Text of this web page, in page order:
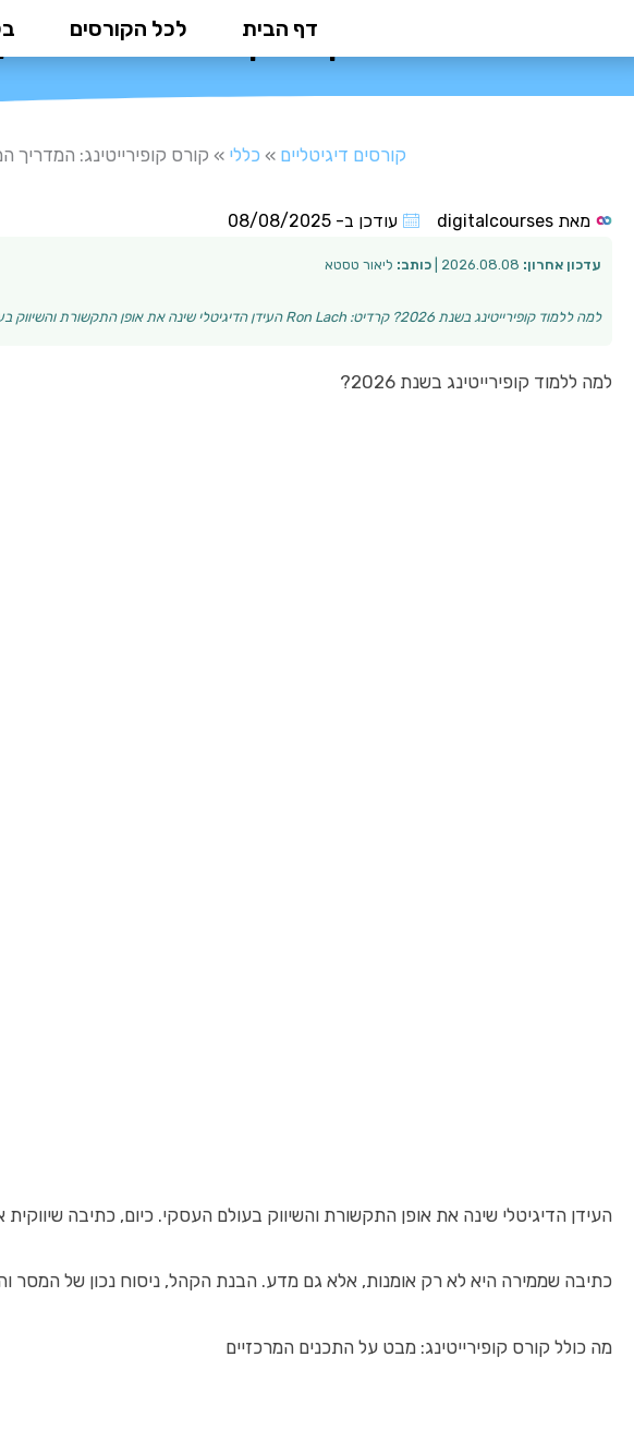
דף הבית לכל הקורסים
קורס קופירייטינג: המדריך המקיף
קורסים דיגיטליים » כללי » קורס קופירייטינג: המדריך המקיף לשנת
מאת עודכן ב- 08/08/2025
עדכון אחרון: כותב: ליאור טסטא
למה ללמוד קופירייטינג בשנת 2026? קרדיט: Ron Lach העידן הדיגיטלי שינה את אופן התקשורת והשיווק בעולם העסקי. כיום, כתיבה שיווקית אפקטיבית היא מיומנות חיו…
למה ללמוד קופירייטינג בשנת 2026?
העידן הדיגיטלי שינה את אופן התקשורת והשיווק בעולם העסקי. כיום, כתיבה שיווקית אפקטיבית היא
כתיבה שממירה היא לא רק אומנות, אלא גם מדע. הבנת הקהל, ניסוח נכון של המסר
מה כולל קורס קופירייטינג: מבט על התכנים המרכזיים